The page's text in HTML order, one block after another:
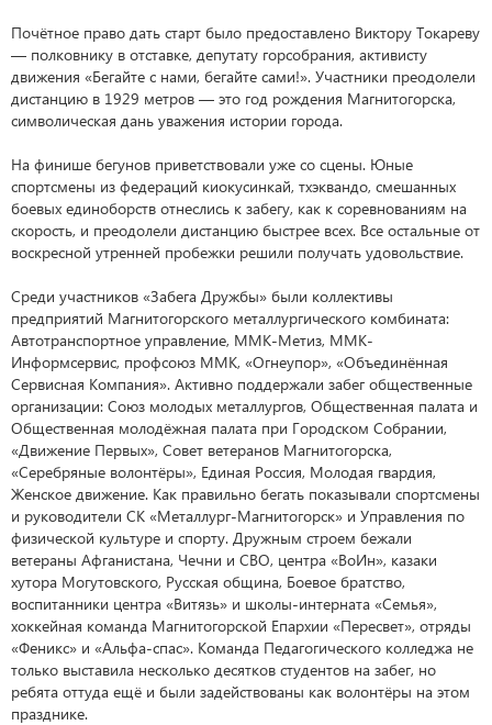
Почётное право дать старт было предоставлено Виктору Токареву
— полковнику в отставке, депутату горсобрания, активисту
движения «Бегайте с нами, бегайте сами!». Участники преодолели
дистанцию в 1929 метров — это год рождения Магнитогорска,
символическая дань уважения истории города.
На финише бегунов приветствовали уже со сцены. Юные
спортсмены из федераций киокусинкай, тхэквандо, смешанных
боевых единоборств отнеслись к забегу, как к соревнованиям на
скорость, и преодолели дистанцию быстрее всех. Все остальные от
воскресной утренней пробежки решили получать удовольствие.
Среди участников «Забега Дружбы» были коллективы
предприятий Магнитогорского металлургического комбината:
Автотранспортное управление, ММК-Метиз, ММК-
Информсервис, профсоюз ММК, «Огнеупор», «Объединённая
Сервисная Компания». Активно поддержали забег общественные
организации: Союз молодых металлургов, Общественная палата и
Общественная молодёжная палата при Городском Собрании,
«Движение Первых», Совет ветеранов Магнитогорска,
«Серебряные волонтёры», Единая Россия, Молодая гвардия,
Женское движение. Как правильно бегать показывали спортсмены
и руководители СК «Металлург-Магнитогорск» и Управления по
физической культуре и спорту. Дружным строем бежали
ветераны Афганистана, Чечни и СВО, центра «ВоИн», казаки
хутора Могутовского, Русская община, Боевое братство,
воспитанники центра «Витязь» и школы-интерната «Семья»,
хоккейная команда Магнитогорской Епархии «Пересвет», отряды
«Феникс» и «Альфа-спас». Команда Педагогического колледжа не
только выставила несколько десятков студентов на забег, но
ребята оттуда ещё и были задействованы как волонтёры на этом
празднике.